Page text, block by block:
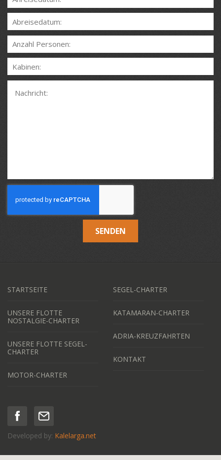
SENDEN
STARTSEITE
UNSERE FLOTTE
NOSTALGIE-CHARTER
UNSERE FLOTTE SEGEL-
CHARTER
MOTOR-CHARTER
SEGEL-CHARTER
KATAMARAN-CHARTER
ADRIA-KREUZFAHRTEN
KONTAKT
Developed by: Kalelarga.net